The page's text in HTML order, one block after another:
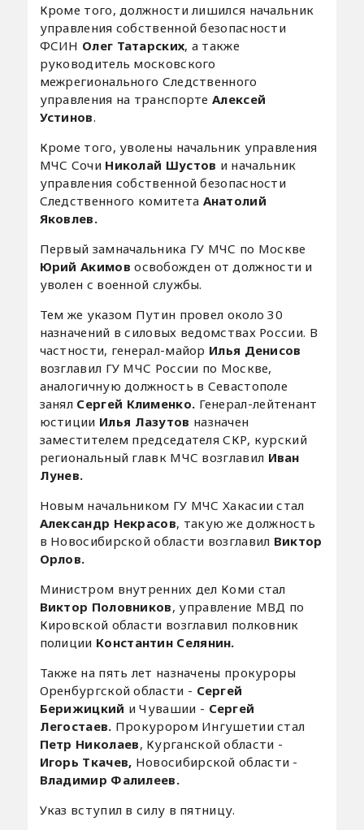
Кроме того, должности лишился начальник
управления собственной безопасности
ФСИН Олег Татарских, а также
руководитель московского
межрегионального Следственного
управления на транспортеАлексей
Устинов.
Кроме того, уволены начальник управления
МЧС Сочи Николай Шустов и начальник
управления собственной безопасности
Следственного комитета Анатолий
Яковлев.
Первый замначальника ГУ МЧС по Москве
Юрий Акимов освобожден от должности и
уволен с военной службы.
Тем же указом Путин провел около 30
назначений в силовых ведомствах России. В
частности, генерал-майор Илья Денисов
возглавил ГУ МЧС России по Москве,
аналогичную должность в Севастополе
занял Сергей Клименко. Генерал-лейтенант
юстиции Илья Лазутов назначен
заместителем председателя СКР, курский
региональный главк МЧС возглавил Иван
Лунев.
Новым начальником ГУ МЧС Хакасии стал
Александр Некрасов, такую же должность
в Новосибирской области возглавил Виктор
Орлов.
Министром внутренних дел Коми стал
Виктор Половников, управление МВД по
Кировской области возглавил полковник
полиции Константин Селянин.
Также на пять лет назначены прокуроры
Оренбургской области - Сергей
Берижицкий и Чувашии - Сергей
Легостаев. Прокурором Ингушетии стал
Петр Николаев, Курганской области -
Игорь Ткачев, Новосибирской области -
Владимир Фалилеев.
Указ вступил в силу в пятницу.